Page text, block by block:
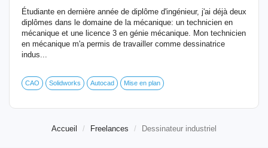
Étudiante en dernière année de diplôme d'ingénieur, j'ai déjà deux
diplômes dans le domaine de la mécanique: un technicien en
mécanique et une licence 3 en génie mécanique. Mon technicien
en mécanique m'a permis de travailler comme dessinatrice
indus...
CAO Solidworks Autocad Mise en plan
Accueil Freelances Dessinateur industriel